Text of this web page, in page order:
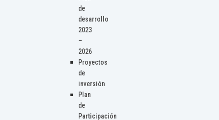
de
desarrollo
2023
–
2026
Proyectos
de
inversión
Plan
de
Participación